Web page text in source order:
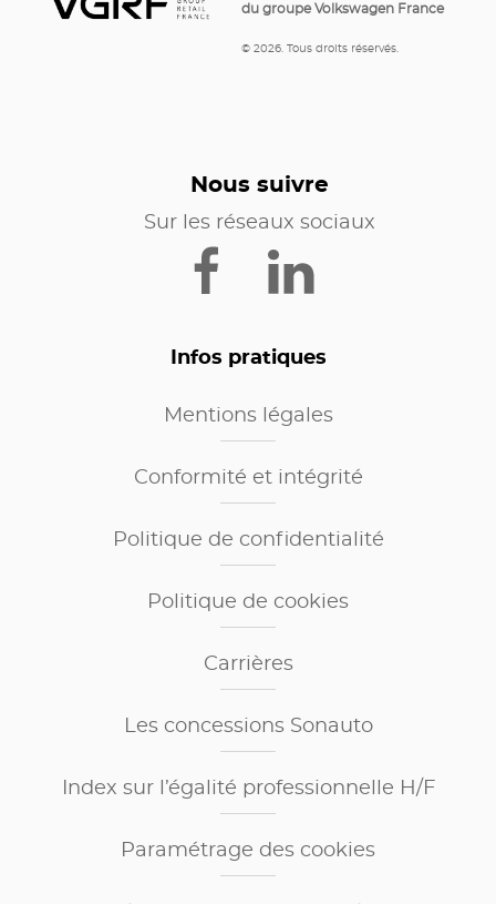
du groupe Volkswagen France
© 2026. Tous droits réservés.
Nous suivre
Sur les réseaux sociaux
Infos pratiques
Mentions légales
Conformité et intégrité
Politique de confidentialité
Politique de cookies
Carrières
Les concessions Sonauto
Index sur l’égalité professionnelle H/F
Paramétrage des cookies